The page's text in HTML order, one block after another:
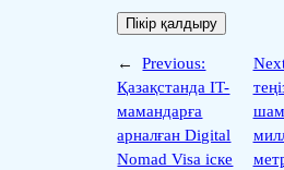
←
Previous:
Қазақстанда IT-
мамандарға
арналған Digital
Nomad Visa іске